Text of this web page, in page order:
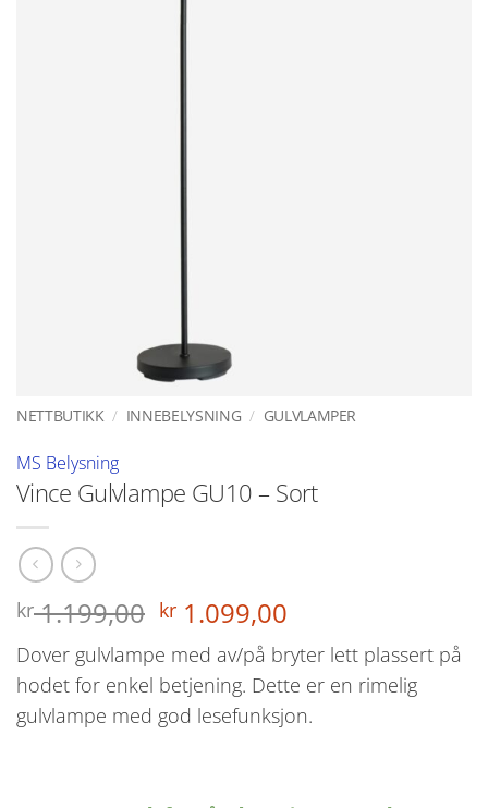
NETTBUTIKK / INNEBELYSNING / GULVLAMPER
MS Belysning
Vince Gulvlampe GU10 – Sort
kr1.199,00 Opprinnelig
var:
kr 1.199,00.
kr 1.099,00
pris
er:
kr 1.099,00.
Dover gulvlampe med av/på bryter lett plassert på
hodet for enkel betjening. Dette er en rimelig
gulvlampe med god lesefunksjon.